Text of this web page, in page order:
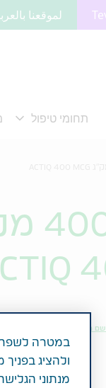
لموقعنا
רופא
במטרה לשפר
ולהציג
מנתוני